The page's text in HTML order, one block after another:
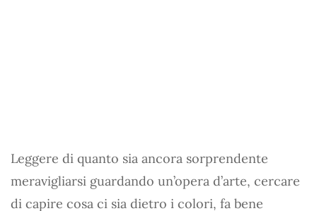
Leggere di quanto sia ancora sorprendente
meravigliarsi guardando un’opera d’arte, cercare
di capire cosa ci sia dietro i colori, fa bene